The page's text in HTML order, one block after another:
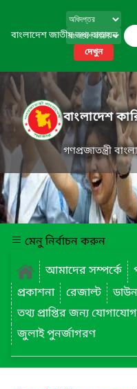
বাংলাদেশ জাতীয় তথ্য বাতায়ন
দেখুন
বাংলাদেশ
গণপ্রজাতন্ত্রী
মেনু নির্বাচন করুন
আমাদের সম্পর্কে
প্রকাশনা
রেজাল্ট
তথ্য প্রাপ্তির জন্য যোগাযোগ
জুলাই পুনর্জাগরণ